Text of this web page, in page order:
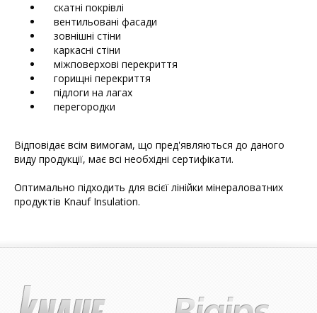
скатні покрівлі
вентильовані фасади
зовнішні стіни
каркасні стіни
міжповерхові перекриття
горищні перекриття
підлоги на лагах
перегородки
Відповідає всім вимогам, що пред'являються до даного
виду продукції, має всі необхідні сертифікати.
Оптимально підходить для всієї лінійки мінераловатних
продуктів Knauf Insulation.